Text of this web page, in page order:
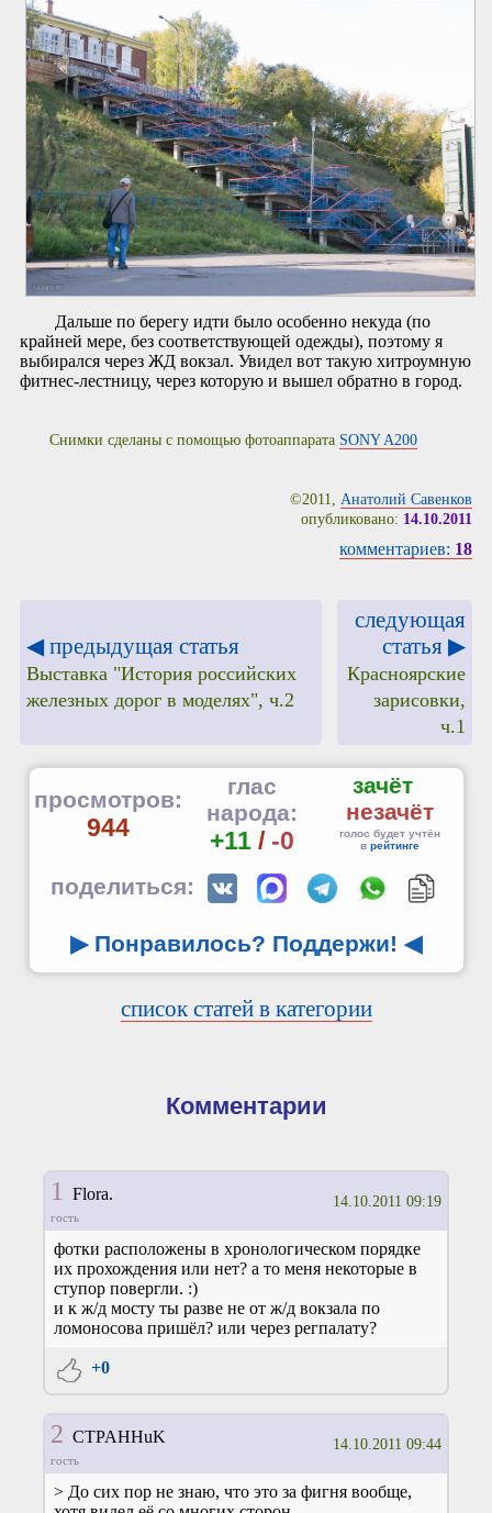
Дальше по берегу идти было особенно некуда (по
крайней мере, без соответствующей одежды), поэтому я
выбирался через ЖД вокзал. Увидел вот такую хитроумную
фитнес-лестницу, через которую и вышел обратно в город.
Снимки сделаны с помощью фотоаппарата SONY A200
©2011, Анатолий Савенков
опубликовано: 14.10.2011
комментариев: 18
◀ предыдущая статья
Выставка "История российских
железных дорог в моделях", ч.2
следующая
статья ▶
Красноярские
зарисовки,
ч.1
просмотров:
944
глас
народа:
+11/ -0
зачёт
незачёт
голос будет учтён
в рейтинге
поделиться:
▶ Понравилось? Поддержи! ◀
список статей в категории
Комментарии
1 Flora.
гость
14.10.2011 09:19
фотки расположены в хронологическом порядке
их прохождения или нет? а то меня некоторые в
ступор повергли. :)
и к ж/д мосту ты разве не от ж/д вокзала по
ломоносова пришёл? или через регпалату?
+0
2 CTPAHHuK
гость
14.10.2011 09:44
> До сих пор не знаю, что это за фигня вообще,